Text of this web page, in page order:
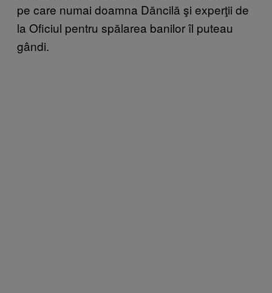
pe care numai doamna Dăncilă şi experţii de
la Oficiul pentru spălarea banilor îl puteau
gândi.